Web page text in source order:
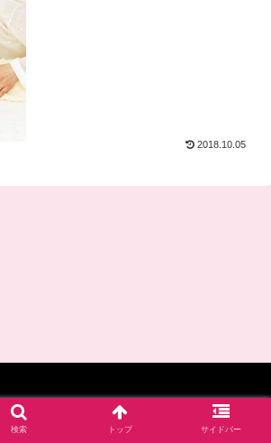
2018.10.05
学院保育士試験対策講座_公式ブログ.
検索 トップ サイドバー